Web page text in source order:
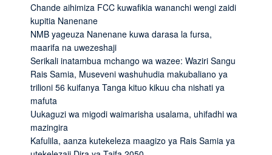
Chande aihimiza FCC kuwafikia wananchi wengi zaidi
kupitia Nanenane
NMB yageuza Nanenane kuwa darasa la fursa,
maarifa na uwezeshaji
Serikali inatambua mchango wa wazee: Waziri Sangu
Rais Samia, Museveni washuhudia makubaliano ya
trilioni 56 kuifanya Tanga kituo kikuu cha nishati ya
mafuta
Uukaguzi wa migodi waimarisha usalama, uhifadhi wa
mazingira
Kafulila, aanza kutekeleza maagizo ya Rais Samia ya